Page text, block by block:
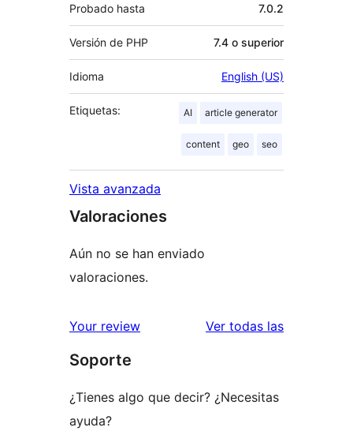
Probado hasta 7.0.2
Versión de PHP 7.4 o superior
Idioma English (US)
Etiquetas: AI article generator
content geo seo
Vista avanzada
Valoraciones
Aún no se han enviado
valoraciones.
Your review Ver todas las
Soporte
¿Tienes algo que decir? ¿Necesitas
ayuda?